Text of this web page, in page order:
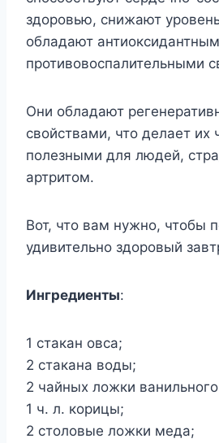
здоровью, снижают
обладают
противовоспалительными
Они обладают
свойствами, что делает их
полезными для людей,
артритом.
Вот, что вам нужно, чтобы
удивительно здоровый
Ингредиенты:
1 стакан овса;
2 стакана воды;
2 чайных ложки
1 ч. л. корицы;
2 столовые ложки меда;